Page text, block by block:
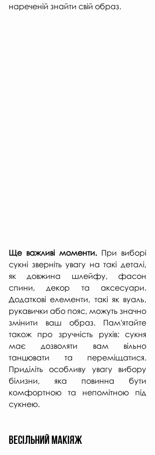
нареченій знайти свій образ.
Ще важливі моменти. При виборі
сукні зверніть увагу на такі деталі,
як довжина шлейфу, фасон
спини, декор та аксесуари.
Додаткові елементи, такі як вуаль,
рукавички або пояс, можуть значно
змінити ваш образ. Пам'ятайте
також про зручність рухів: сукня
має дозволяти вам вільно
танцювати та переміщатися.
Приділіть особливу увагу вибору
білизни, яка повинна бути
комфортною та непомітною під
сукнею.
Весільний макіяж